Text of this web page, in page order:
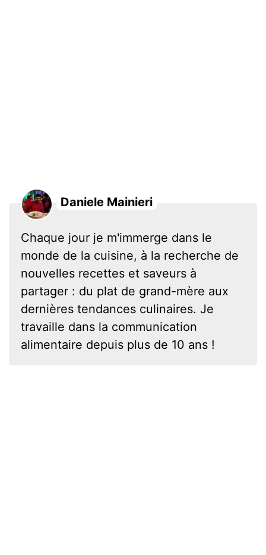
Daniele Mainieri
Chaque jour je m'immerge dans le
monde de la cuisine, à la recherche de
nouvelles recettes et saveurs à
partager : du plat de grand-mère aux
dernières tendances culinaires. Je
travaille dans la communication
alimentaire depuis plus de 10 ans !